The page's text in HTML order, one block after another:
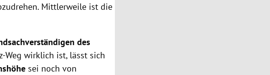
Mittlerweile ist die
des
Weg wirklich ist, lässt sich
sei noch von